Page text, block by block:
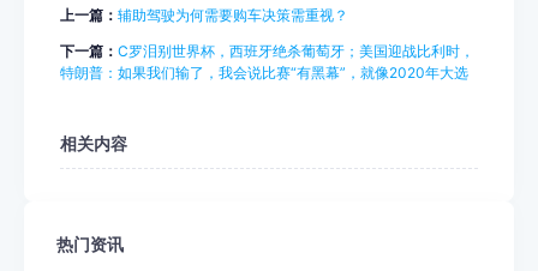
上一篇： 辅助驾驶为何需要购车决策需重视？
下一篇： C罗泪别世界杯，西班牙绝杀葡萄牙；美国迎战比利时，
特朗普：如果我们输了，我会说比赛“有黑幕”，就像2020年大选
相关内容
热门资讯